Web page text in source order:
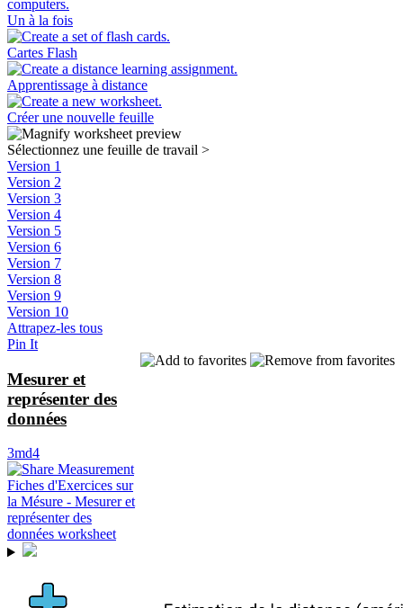
Un à la fois
Cartes Flash
Apprentissage à distance
Créer une nouvelle feuille
Sélectionnez une feuille de travail >
Version 1
Version 2
Version 3
Version 4
Version 5
Version 6
Version 7
Version 8
Version 9
Version 10
Attrapez-les tous
Pin It
Mesurer et
représenter des
données
3md4